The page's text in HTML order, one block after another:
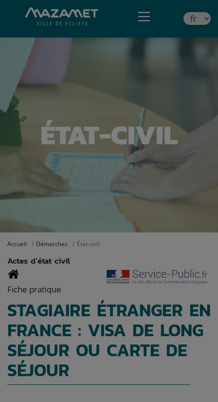
ÉTAT-CIVIL
Accueil Démarches État-civil
Actes d’état civil
Fiche pratique
STAGIAIRE ÉTRANGER EN
FRANCE : VISA DE LONG
SÉJOUR OU CARTE DE
SÉJOUR